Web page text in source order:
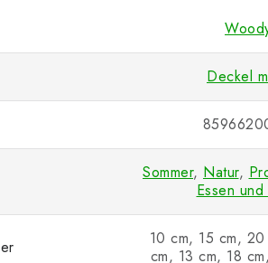
Deckel
Sommer, Natur,
Essen
10 cm, 15 cm,
cm, 13 cm, 18